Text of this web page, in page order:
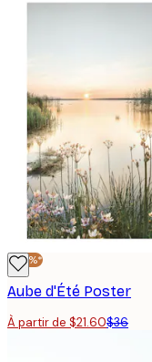
-40%*
Aube d'Été Poster
À partir de $21.60$36